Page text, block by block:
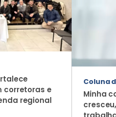
corretoras e
regional
Coluna
Minha